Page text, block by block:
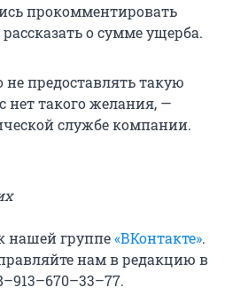
прокомментировать
о сумме ущерба.
предоставлять такую
такого желания, —
службе компании.
нашей группе«ВКонтакте».
нам в редакцию в